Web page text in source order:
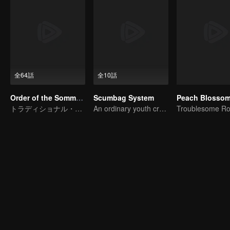
全64話
Order of the Sommelier
トラディショナル・コスチューム
全10話
Scumbag System
An ordinary youth crossing as a villain into the book and abusing the hero!